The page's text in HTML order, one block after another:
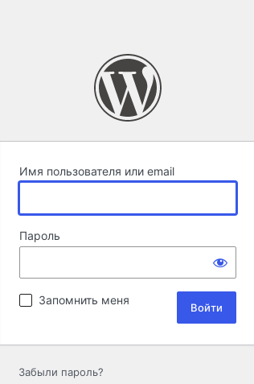
Имя пользователя или email
Пароль
Запомнить меня
Забыли пароль?